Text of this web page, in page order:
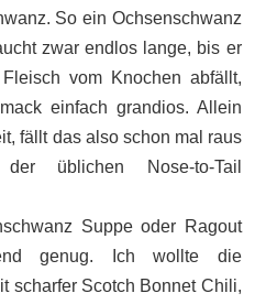
So ein Ochsenschwanz
zwar endlos lange, bis er
vom Knochen abfällt,
einfach grandios. Allein
fällt das also schon mal raus
üblichen Nose-to-Tail
Suppe oder Ragout
genug. Ich wollte die
scharfer Scotch Bonnet Chili,